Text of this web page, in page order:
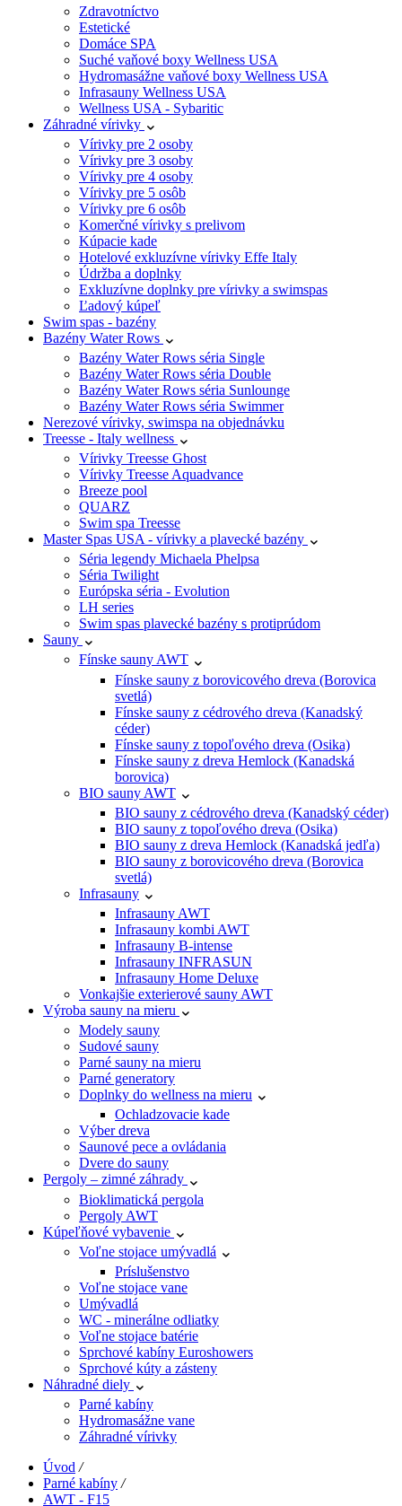
Zdravotníctvo
Estetické
Domáce SPA
Suché vaňové boxy Wellness USA
Hydromasážne vaňové boxy Wellness USA
Infrasauny Wellness USA
Wellness USA - Sybaritic
Záhradné vírivky
Vírivky pre 2 osoby
Vírivky pre 3 osoby
Vírivky pre 4 osoby
Vírivky pre 5 osôb
Vírivky pre 6 osôb
Komerčné vírivky s prelivom
Kúpacie kade
Hotelové exkluzívne vírivky Effe Italy
Údržba a doplnky
Exkluzívne doplnky pre vírivky a swimspas
Ľadový kúpeľ
Swim spas - bazény
Bazény Water Rows
Bazény Water Rows séria Single
Bazény Water Rows séria Double
Bazény Water Rows séria Sunlounge
Bazény Water Rows séria Swimmer
Nerezové vírivky, swimspa na objednávku
Treesse - Italy wellness
Vírivky Treesse Ghost
Vírivky Treesse Aquadvance
Breeze pool
QUARZ
Swim spa Treesse
Master Spas USA - vírivky a plavecké bazény
Séria legendy Michaela Phelpsa
Séria Twilight
Európska séria - Evolution
LH series
Swim spas plavecké bazény s protiprúdom
Sauny
Fínske sauny AWT
Fínske sauny z borovicového dreva (Borovica
svetlá)
Fínske sauny z cédrového dreva (Kanadský
céder)
Fínske sauny z topoľového dreva (Osika)
Fínske sauny z dreva Hemlock (Kanadská
borovica)
BIO sauny AWT
BIO sauny z cédrového dreva (Kanadský céder)
BIO sauny z topoľového dreva (Osika)
BIO sauny z dreva Hemlock (Kanadská jedľa)
BIO sauny z borovicového dreva (Borovica
svetlá)
Infrasauny
Infrasauny AWT
Infrasauny kombi AWT
Infrasauny B-intense
Infrasauny INFRASUN
Infrasauny Home Deluxe
Vonkajšie exterierové sauny AWT
Výroba sauny na mieru
Modely sauny
Sudové sauny
Parné sauny na mieru
Parné generatory
Doplnky do wellness na mieru
Ochladzovacie kade
Výber dreva
Saunové pece a ovládania
Dvere do sauny
Pergoly – zimné záhrady
Bioklimatická pergola
Pergoly AWT
Kúpeľňové vybavenie
Voľne stojace umývadlá
Príslušenstvo
Voľne stojace vane
Umývadlá
WC - minerálne odliatky
Voľne stojace batérie
Sprchové kabíny Euroshowers
Sprchové kúty a zásteny
Náhradné diely
Parné kabíny
Hydromasážne vane
Záhradné vírivky
Úvod /
Parné kabíny /
AWT - F15